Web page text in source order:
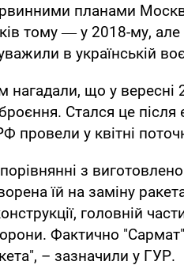
планами
тому ― у 2018-му, але
в українській
нагадали, що у вересні
Стался це
провели у квітні
з
їй на заміну
головній
Фактично
– зазначили у ГУР.